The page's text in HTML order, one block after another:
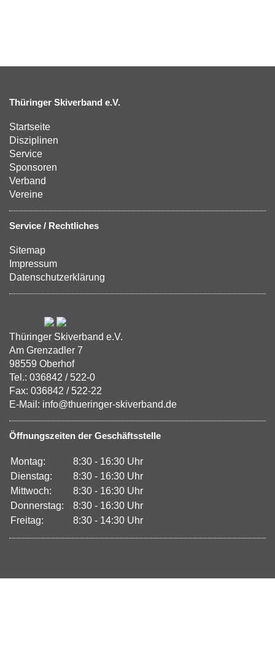
Thüringer Skiverband e.V.
Startseite
Disziplinen
Service
Sponsoren
Verband
Vereine
Service / Rechtliches
Sitemap
Impressum
Datenschutzerklärung
Thüringer Skiverband e.V.
Am Grenzadler 7
98559 Oberhof
Tel.: 036842 / 522-0
Fax: 036842 / 522-22
E-Mail: info@thueringer-skiverband.de
Öffnungszeiten der Geschäftsstelle
Montag:
8:30 - 16:30 Uhr
Dienstag:
8:30 - 16:30 Uhr
Mittwoch:
8:30 - 16:30 Uhr
Donnerstag:
8:30 - 16:30 Uhr
Freitag:
8:30 - 14:30 Uhr